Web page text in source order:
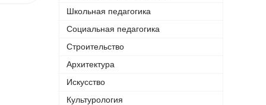
Школьная педагогика
Социальная педагогика
Строительство
Архитектура
Искусство
Культурология